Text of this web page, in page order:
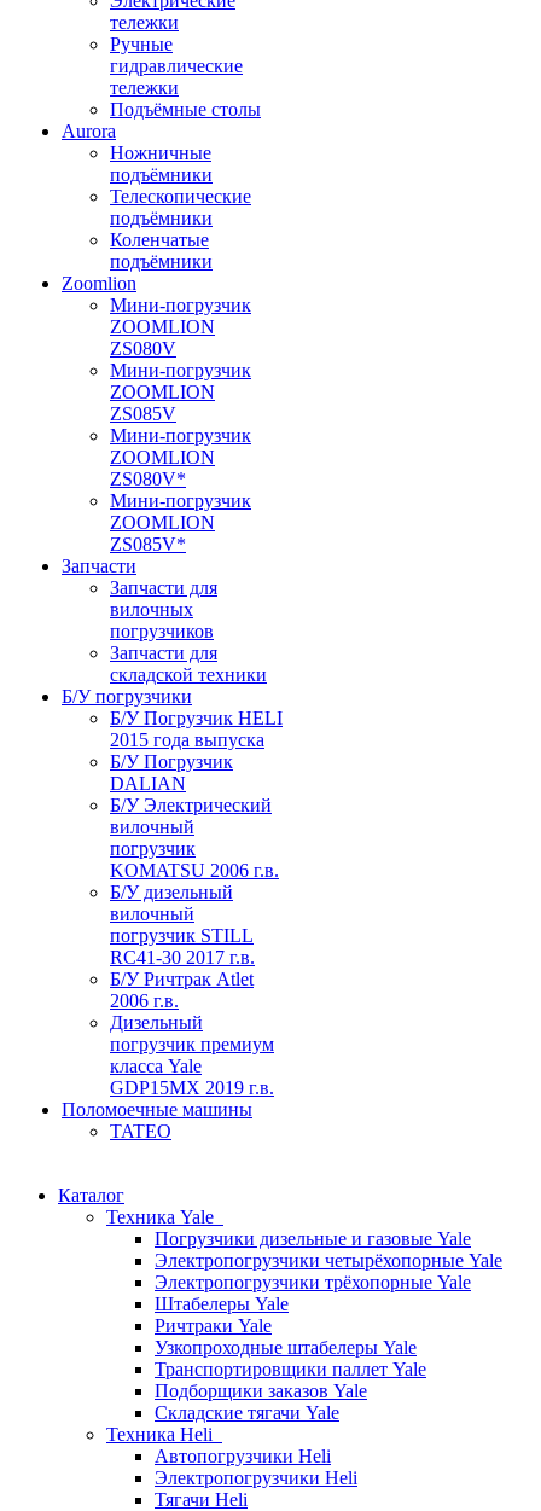
тележки
Ручные
гидравлические
тележки
Подъёмные столы
Aurora
Ножничные
подъёмники
Телескопические
подъёмники
Коленчатые
подъёмники
Zoomlion
Мини-погрузчик
ZOOMLION
ZS080V
Мини-погрузчик
ZOOMLION
ZS085V
Мини-погрузчик
ZOOMLION
ZS080V*
Мини-погрузчик
ZOOMLION
ZS085V*
Запчасти
Запчасти для
вилочных
погрузчиков
Запчасти для
складской техники
Б/У погрузчики
Б/У Погрузчик HELI
2015 года выпуска
Б/У Погрузчик
DALIAN
Б/У Электрический
вилочный
погрузчик
KOMATSU 2006 г.в.
Б/У дизельный
вилочный
погрузчик STILL
RC41-30 2017 г.в.
Б/У Ричтрак Atlet
2006 г.в.
Дизельный
погрузчик премиум
класса Yale
GDP15MX 2019 г.в.
Поломоечные машины
TATEO
Каталог
Техника Yale
Погрузчики дизельные и газовые Yale
Электропогрузчики четырёхопорные Yale
Электропогрузчики трёхопорные Yale
Штабелеры Yale
Ричтраки Yale
Узкопроходные штабелеры Yale
Транспортировщики паллет Yale
Подборщики заказов Yale
Складские тягачи Yale
Техника Heli
Автопогрузчики Heli
Электропогрузчики Heli
Тягачи Heli